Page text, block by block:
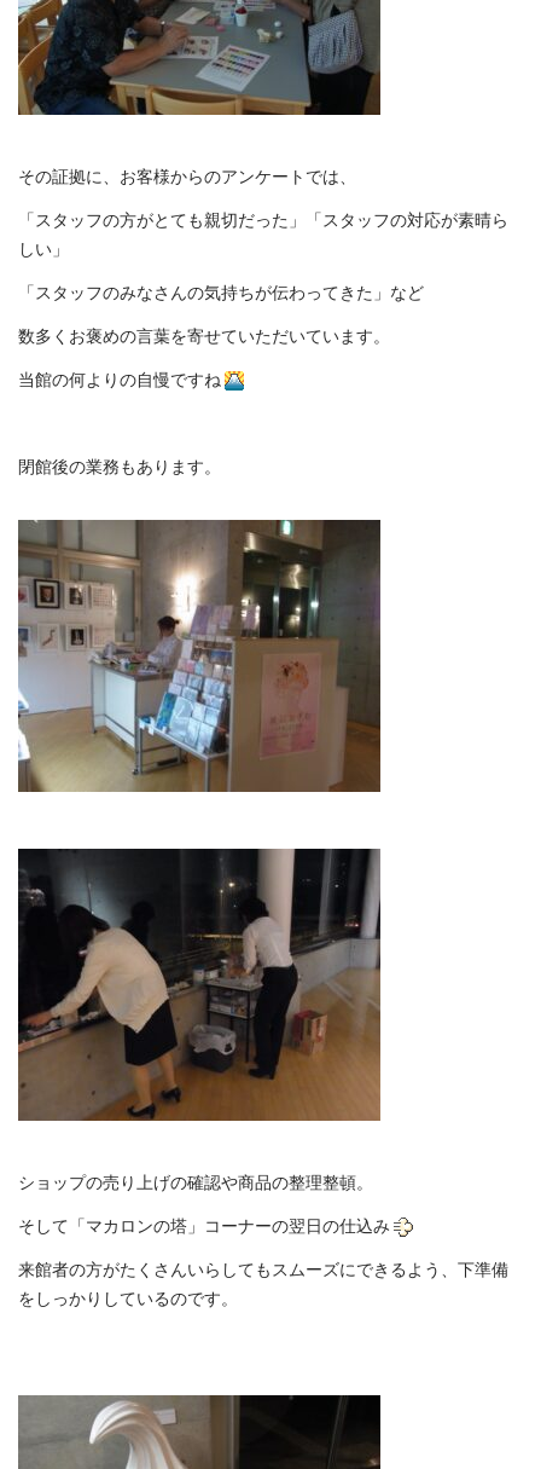
その証拠に、お客様からのアンケートでは、
「スタッフの方がとても親切だった」「スタッフの対応が素晴ら
しい」
「スタッフのみなさんの気持ちが伝わってきた」など
数多くお褒めの言葉を寄せていただいています。
当館の何よりの自慢ですね
閉館後の業務もあります。
ショップの売り上げの確認や商品の整理整頓。
そして「マカロンの塔」コーナーの翌日の仕込み
来館者の方がたくさんいらしてもスムーズにできるよう、下準備
をしっかりしているのです。